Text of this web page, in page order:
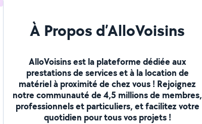
À Propos d’AlloVoisins
AlloVoisins est la plateforme dédiée aux
prestations de services et à la location de
matériel à proximité de chez vous ! Rejoignez
notre communauté de 4,5 millions de membres,
professionnels et particuliers, et facilitez votre
quotidien pour tous vos projets !